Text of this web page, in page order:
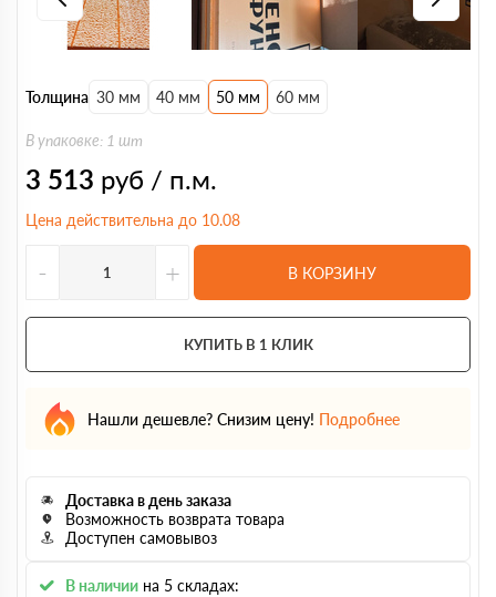
Толщина 30 мм 40 мм 50 мм 60 мм
В упаковке: 1 шт
3 513 руб / п.м.
Цена действительна до 10.08
- + В КОРЗИНУ
КУПИТЬ В 1 КЛИК
Нашли дешевле? Снизим цену! Подробнее
Доставка в день заказа
Возможность возврата товара
Доступен самовывоз
В наличии на 5 складах: